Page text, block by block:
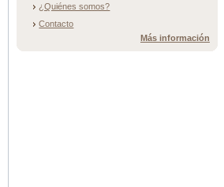
¿Quiénes somos?
Contacto
Más información